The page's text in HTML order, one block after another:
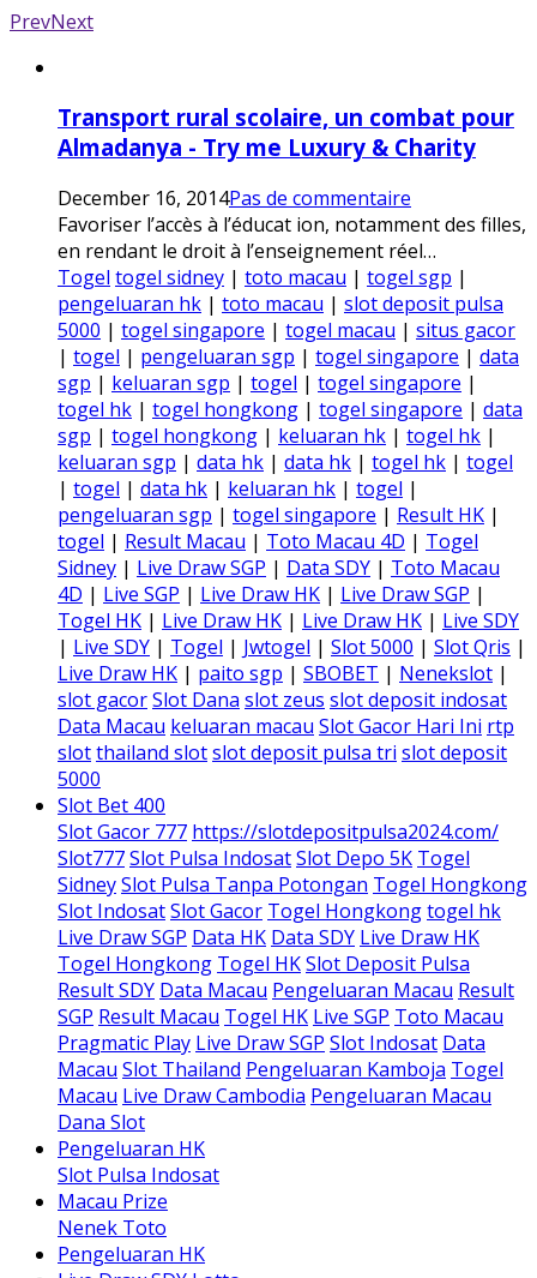
PrevNext
Transport rural scolaire, un combat pour
Almadanya - Try me Luxury & Charity
December 16, 2014Pas de commentaire
Favoriser l’accès à l’éducat ion, notamment des filles,
en rendant le droit à l’enseignement réel…
Togel togel sidney | toto macau | togel sgp |
pengeluaran hk | toto macau | slot deposit pulsa
5000 | togel singapore | togel macau | situs gacor
| togel | pengeluaran sgp | togel singapore | data
sgp | keluaran sgp | togel | togel singapore |
togel hk | togel hongkong | togel singapore | data
sgp | togel hongkong | keluaran hk | togel hk |
keluaran sgp | data hk | data hk | togel hk | togel
| togel | data hk | keluaran hk | togel |
pengeluaran sgp | togel singapore | Result HK |
togel | Result Macau | Toto Macau 4D | Togel
Sidney | Live Draw SGP | Data SDY | Toto Macau
4D | Live SGP | Live Draw HK | Live Draw SGP |
Togel HK | Live Draw HK | Live Draw HK | Live SDY
| Live SDY | Togel | Jwtogel | Slot 5000 | Slot Qris |
Live Draw HK | paito sgp | SBOBET | Nenekslot |
slot gacorSlot Dana slot zeus slot deposit indosat
Data Macau keluaran macau Slot Gacor Hari Ini rtp
slotthailand slotslot deposit pulsa tri slot deposit
5000
Slot Bet 400
Slot Gacor 777 https://slotdepositpulsa2024.com/
Slot777Slot Pulsa IndosatSlot Depo 5K Togel
SidneySlot Pulsa Tanpa Potongan Togel Hongkong
Slot IndosatSlot Gacor Togel Hongkongtogel hk
Live Draw SGP Data HK Data SDY Live Draw HK
Togel Hongkong Togel HKSlot Deposit Pulsa
Result SDY Data Macau Pengeluaran Macau Result
SGP Result Macau Togel HK Live SGP Toto Macau
Pragmatic Play Live Draw SGP Slot Indosat Data
Macau Slot Thailand Pengeluaran Kamboja Togel
Macau Live Draw Cambodia Pengeluaran Macau
Dana Slot
Pengeluaran HK
Slot Pulsa Indosat
Macau Prize
Nenek Toto
Pengeluaran HK